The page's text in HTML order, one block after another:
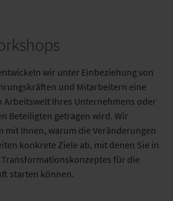
wir unter Einbeziehung von
und Mitarbeitern eine
Arbeitswelt Ihres Unternehmens oder
Beteiligten getragen wird. Wir
mit Ihnen, warum die Veränderungen
konkrete Ziele ab, mit denen Sie in
für die
starten können.